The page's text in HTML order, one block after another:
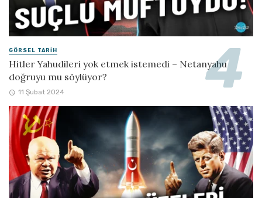
GÖRSEL TARIH
Hitler Yahudileri yok etmek istemedi – Netanyahu
doğruyu mu söylüyor?
11 Şubat 2024